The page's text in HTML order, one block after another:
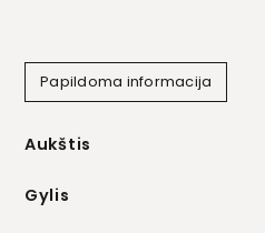
Papildoma informacija
Aukštis
Gylis